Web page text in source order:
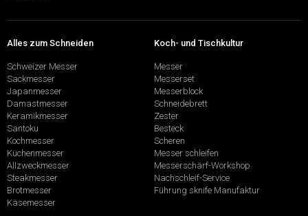
Alles zum Schneiden
Schweizer Messer
Sackmesser
Japanmesser
Damastmesser
Keramikmesser
Santoku
Kochmesser
Küchenmesser
Allzweckmesser
Steakmesser
Brotmesser
Käsemesser
Koch- und Tischkultur
Messer
Messerset
Messerblock
Schneidebrett
Zester
Besteck
Scheren
Messer schleifen
Messerschärf-Workshop
Nachschleif-Service
Führung sknife Manufaktur